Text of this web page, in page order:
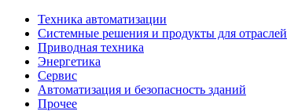
Техника автоматизации
Системные решения и продукты для отраслей
Приводная техника
Энергетика
Сервис
Автоматизация и безопасность зданий
Прочее